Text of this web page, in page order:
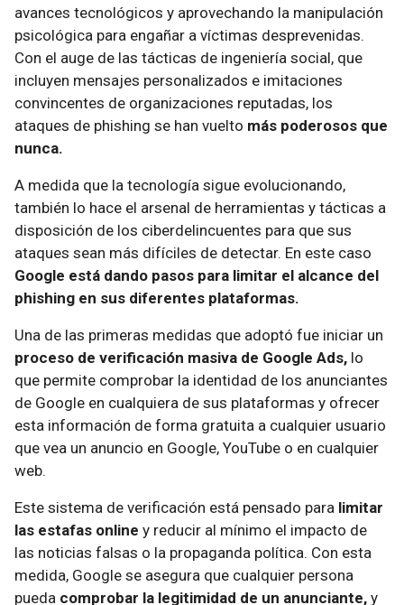
avances tecnológicos y aprovechando la manipulación
psicológica para engañar a víctimas desprevenidas.
Con el auge de las tácticas de ingeniería social, que
incluyen mensajes personalizados e imitaciones
convincentes de organizaciones reputadas, los
ataques de phishing se han vuelto más poderosos que
nunca.
A medida que la tecnología sigue evolucionando,
también lo hace el arsenal de herramientas y tácticas a
disposición de los ciberdelincuentes para que sus
ataques sean más difíciles de detectar. En este caso
Google está dando pasos para limitar el alcance del
phishing en sus diferentes plataformas.
Una de las primeras medidas que adoptó fue iniciar un
proceso de verificación masiva de Google Ads, lo
que permite comprobar la identidad de los anunciantes
de Google en cualquiera de sus plataformas y ofrecer
esta información de forma gratuita a cualquier usuario
que vea un anuncio en Google, YouTube o en cualquier
web.
Este sistema de verificación está pensado para limitar
las estafas online y reducir al mínimo el impacto de
las noticias falsas o la propaganda política. Con esta
medida, Google se asegura que cualquier persona
pueda comprobar la legitimidad de un anunciante, y